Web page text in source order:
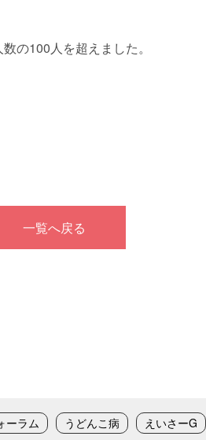
の100人を超えました。
一覧へ戻る
ーラム うどんこ病 えいさーG